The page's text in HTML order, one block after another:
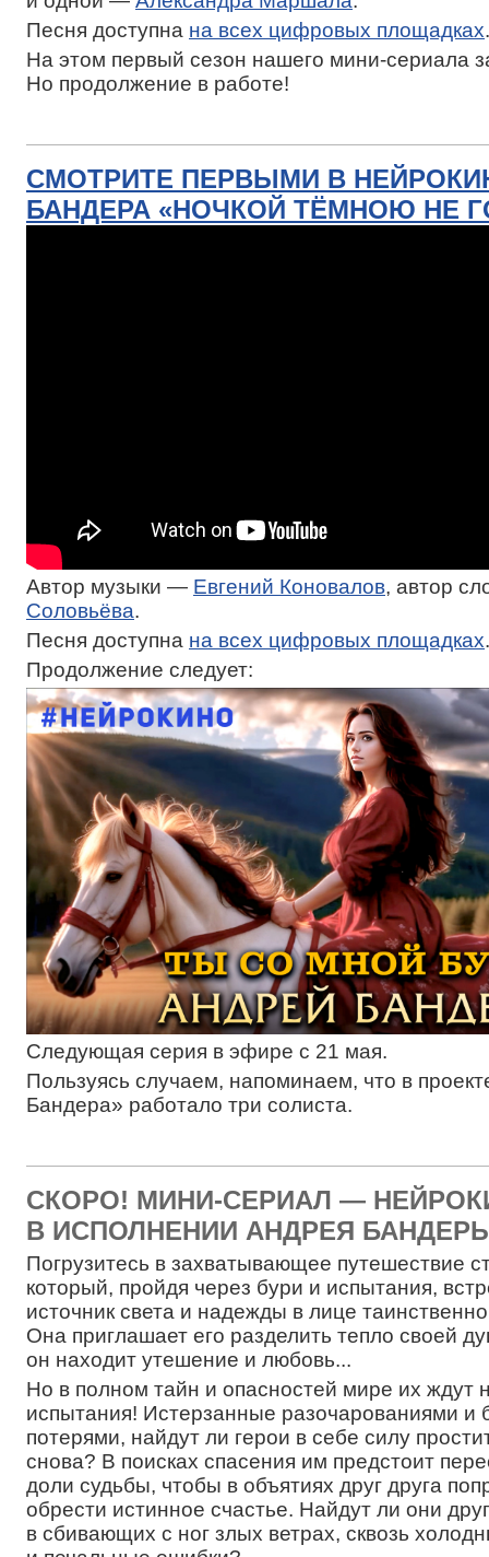
Песня доступна на всех цифровых площадках.
На этом первый сезон нашего мини-сериала
Но продолжение в работе!
СМОТРИТЕ ПЕРВЫМИ В
БАНДЕРА «НОЧКОЙ ТЁМНОЮ НЕ
Автор музыки — Евгений Коновалов, автор
Соловьёва.
Песня доступна на всех цифровых площадках.
Продолжение следует:
Следующая серия в эфире с 21 мая.
Пользуясь случаем, напоминаем, что в
Бандера» работало три солиста.
СКОРО! МИНИ-СЕРИАЛ —
В ИСПОЛНЕНИИ АНДРЕЯ
Погрузитесь в захватывающее путешествие
который, пройдя через бури и испытания,
источник света и надежды в лице
Она приглашает его разделить тепло своей
он находит утешение и любовь...
Но в полном тайн и опасностей мире их ждут
испытания! Истерзанные разочарованиями и
потерями, найдут ли герои в себе силу
снова? В поисках спасения им предстоит
доли судьбы, чтобы в объятиях друг друга
обрести истинное счастье. Найдут ли они
в сбивающих с ног злых ветрах, сквозь